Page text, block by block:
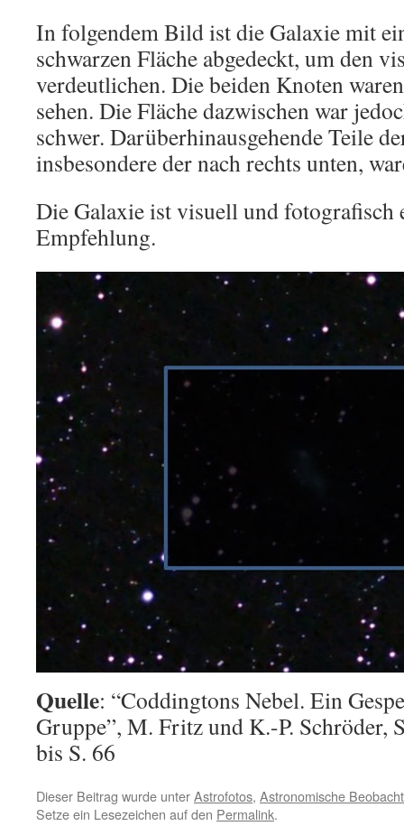
In folgendem Bild ist die Galaxie mit
schwarzen Fläche abgedeckt, um den
verdeutlichen. Die beiden Knoten
sehen. Die Fläche dazwischen war
schwer. Darüberhinausgehende Teile
insbesondere der nach rechts unten,
Die Galaxie ist visuell und fotografisch
Empfehlung.
Quelle: “Coddingtons Nebel. Ein
Gruppe”, M. Fritz und K.-P. Schröder,
bis S. 66
Dieser Beitrag wurde unterAstrofotos, Astronomische
Setze ein Lesezeichen auf den Permalink.